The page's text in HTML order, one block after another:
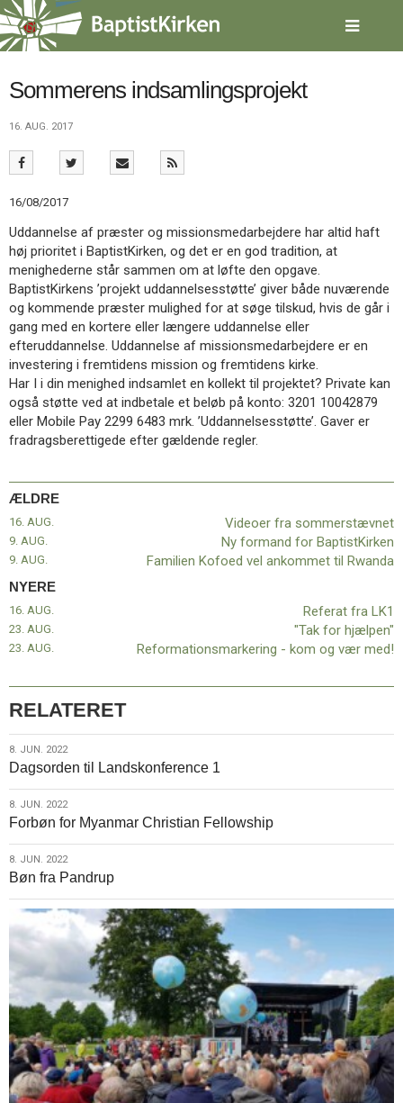
Spring
menu
over
gå
indholdVend
forsiden
1.0:
Forside
3.0:
Kalender
4.0:
Inspiration
5.0:
Værktøjskassen
6.0:
Mission
7.0:
Om
BaptistKirken
8.0:
Kontakt
9.0:
Forside
10.0:
Nyheder
11.0:
Kalender
12.0:
Inspiration
13.0:
Værktøjskassen
Om
BaptistKirken
16.0:
Kontakt
Næste
Referat
fra
LK1Forrige
indlæg:
fra
sommerstævnet
Sommerens indsamlingsprojekt
16. AUG. 2017
16/08/2017
Uddannelse af præster og missionsmedarbejdere har altid haft
høj prioritet i BaptistKirken, og det er en god tradition, at
menighederne står sammen om at løfte den opgave.
BaptistKirkens ’projekt uddannelsesstøtte’ giver både nuværende
og kommende præster mulighed for at søge tilskud, hvis de går i
gang med en kortere eller længere uddannelse eller
efteruddannelse. Uddannelse af missionsmedarbejdere er en
investering i fremtidens mission og fremtidens kirke.
Har I i din menighed indsamlet en kollekt til projektet? Private kan
også støtte ved at indbetale et beløb på konto: 3201 10042879
eller Mobile Pay 2299 6483 mrk. ’Uddannelsesstøtte’. Gaver er
fradragsberettigede efter gældende regler.
ÆLDRE
16. AUG. Videoer fra sommerstævnet
9. AUG. Ny formand for BaptistKirken
9. AUG. Familien Kofoed vel ankommet til Rwanda
NYERE
Referat fra LK1
16. AUG.
"Tak for hjælpen"
23. AUG.
Reformationsmarkering - kom og vær med!
23. AUG.
RELATERET
8.
jun.
2022
8. JUN. 2022
Dagsorden til Landskonference 1
8.
jun.
2022
8. JUN. 2022
Forbøn for Myanmar Christian Fellowship
8.
jun.
2022
8. JUN. 2022
Bøn fra Pandrup